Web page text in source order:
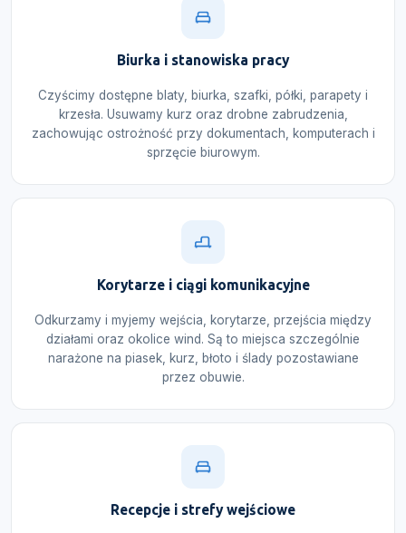
Biurka i stanowiska pracy
Czyścimy dostępne blaty, biurka, szafki, półki, parapety i
krzesła. Usuwamy kurz oraz drobne zabrudzenia,
zachowując ostrożność przy dokumentach, komputerach i
sprzęcie biurowym.
Korytarze i ciągi komunikacyjne
Odkurzamy i myjemy wejścia, korytarze, przejścia między
działami oraz okolice wind. Są to miejsca szczególnie
narażone na piasek, kurz, błoto i ślady pozostawiane
przez obuwie.
Recepcje i strefy wejściowe